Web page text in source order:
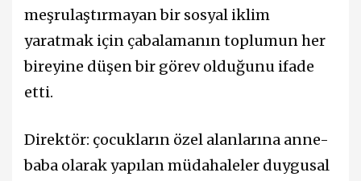
meşrulaştırmayan bir sosyal iklim
yaratmak için çabalamanın toplumun her
bireyine düşen bir görev olduğunu ifade
etti.
Direktör: çocukların özel alanlarına anne-
baba olarak yapılan müdahaleler duygusal